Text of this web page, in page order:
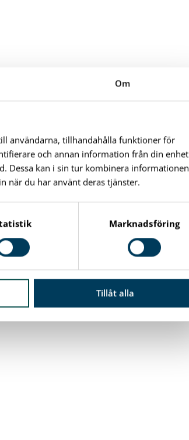
Om
användarna, tillhandahålla funktioner för
och annan information från din enhet
Dessa kan i sin tur kombinera informationen
när du har använt deras tjänster.
Marknadsföring
Tillåt alla